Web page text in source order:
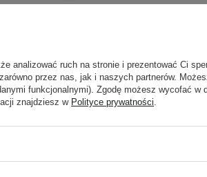
Aksamitny Róż do
Policzków - 01
Loveable Coral -
58,00 zł
analizować ruch na stronie i prezentować Ci
przez nas, jak i naszych partnerów.
funkcjonalnymi). Zgodę możesz wycofać w
znajdziesz w Polityce prywatności